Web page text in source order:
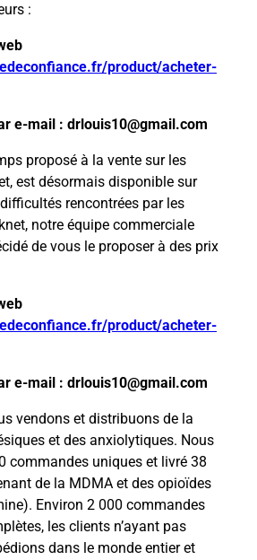
:
product/acheter-
e-mail : drlouis10@gmail.com
proposé à la vente sur les
est désormais disponible sur
rencontrées par les
notre équipe commerciale
de vous le proposer à des prix
product/acheter-
e-mail : drlouis10@gmail.com
vendons et distribuons de la
et des anxiolytiques. Nous
commandes uniques et livré 38
de la MDMA et des opioïdes
Environ 2 000 commandes
les clients n’ayant pas
dans le monde entier et